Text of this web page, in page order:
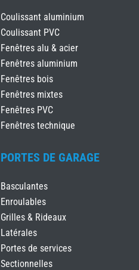
Coulissant aluminium
Coulissant PVC
Fenêtres alu & acier
Fenêtres aluminium
Fenêtres bois
Fenêtres mixtes
Fenêtres PVC
Fenêtres technique
PORTES DE GARAGE
Basculantes
Enroulables
Grilles & Rideaux
Latérales
Portes de services
Sectionnelles